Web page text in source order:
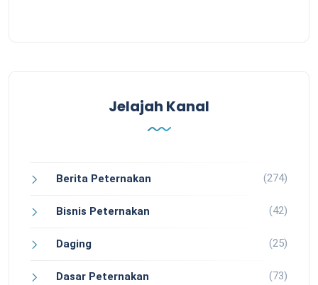
Jelajah Kanal
Berita Peternakan (274)
Bisnis Peternakan (42)
Daging (25)
Dasar Peternakan (73)